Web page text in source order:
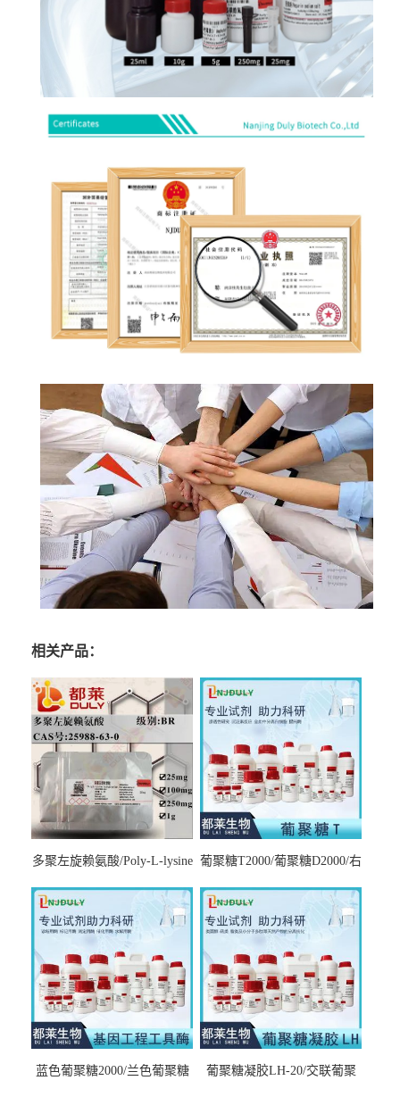
相关产品：
多聚左旋赖氨酸/Poly-L-lysine
7000，分子量7000-15000，分
子量2万～4万，分子量3～7
万，分子量7～15万，分子量
15～30万
葡聚糖T2000/葡聚糖D2000/右
蓝色葡聚糖2000/兰色葡聚糖
葡聚糖凝胶LH-20/交联葡聚